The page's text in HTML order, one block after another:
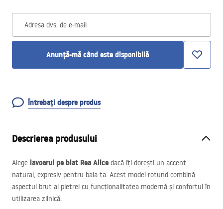
Adresa dvs. de e-mail
Anunță-mă când este disponibilă
Întrebați despre produs
Descrierea produsului
Alege lavoarul pe blat Rea Alice dacă îți dorești un accent
natural, expresiv pentru baia ta. Acest model rotund combină
aspectul brut al pietrei cu funcționalitatea modernă și confortul în
utilizarea zilnică.